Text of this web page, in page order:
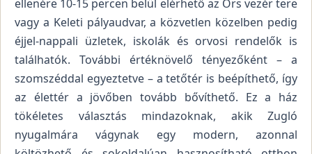
ellenére 10-15 percen belül elérhető az Örs vezér tere
vagy a Keleti pályaudvar, a közvetlen közelben pedig
éjjel-nappali üzletek, iskolák és orvosi rendelők is
találhatók. További értéknövelő tényezőként – a
szomszéddal egyeztetve – a tetőtér is beépíthető, így
az élettér a jövőben tovább bővíthető. Ez a ház
tökéletes választás mindazoknak, akik Zugló
nyugalmára vágynak egy modern, azonnal